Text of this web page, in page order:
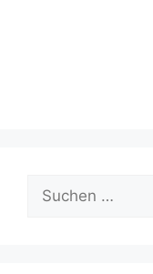
nach: